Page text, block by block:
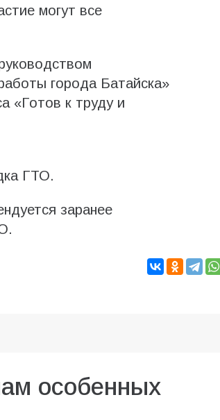
могут все
города Батайска»
«Готов к труду и
ГТО.
заранее
особенных